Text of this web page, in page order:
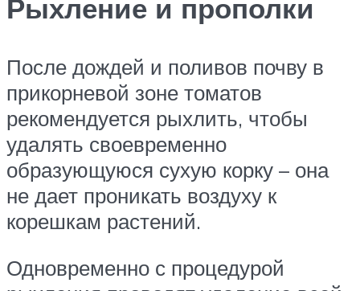
Рыхление и прополки
После дождей и поливов почву в
прикорневой зоне томатов
рекомендуется рыхлить, чтобы
удалять своевременно
образующуюся сухую корку – она
не дает проникать воздуху к
корешкам растений.
Одновременно с процедурой